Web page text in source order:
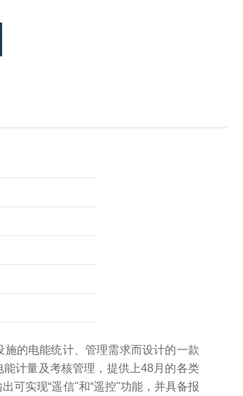
施的电能统计、管理需求而设计的一款
计量及考核管理，提供上48月的各类
可实现“遥信"和“遥控"功能，并具备报